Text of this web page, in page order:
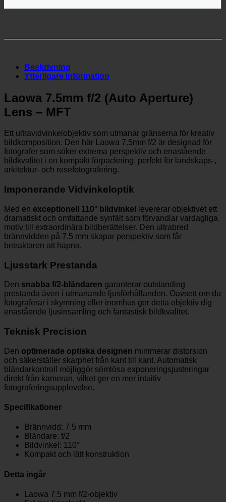
Beskrivning
Ytterligare information
Laowa 7.5mm f/2 (Auto Aperture)
Lens – MFT
Ett ultravidvinkelobjektiv som utmanar gränserna för kreativ
bildkomposition. Den här Laowa 7.5mm f/2 är designad för
fotografer som söker extrema perspektiv och enastående
bildkvalitet i en kompakt förpackning, perfekt för landskaps-,
arkitektur- och resefotografering.
Imponerande Vidvinkeloptik
Med en exceptionell 110° bildvinkel
levererar objektivet ett
dramatiskt och omfattande synfält som förvandlar vardagliga
motiv till extraordinära bildberättelser. Den ultrabred
brännvidden på 7.5 mm skapar perspektiv som får
betraktaren att häpna.
Ljusstark Prestanda
Den snabba f/2-bländaren garanterar outstanding
prestanda även i utmanande ljusförhållanden. Oavsett om du
fotograferar i skymning eller inomhus ger detta objektiv dig
enastående ljusinsamling och fantastisk bildkvalitet.
Teknisk Precision
Den optimerade optiska designen minimerar distorsion
och säkerställer skarphet från kant till kant. Automatisk
bländarkontroll möjliggör sömlösa exponeringsjusteringar
direkt från kameran, vilket ger en mer intuitiv
fotograferingsupplevelse.
Specifikationer
Brännvidd: 7.5 mm
Bländare: f/2
Bildvinkel: 110°
Kompakt och lätt konstruktion
Detta ingår
Laowa 7.5 mm f/2-objektiv